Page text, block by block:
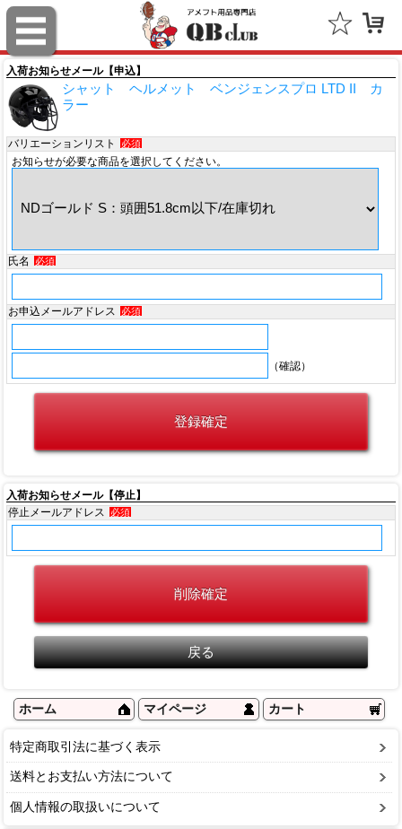
入荷お知らせメール【申込】
シャット ヘルメット ベンジェンスプロ LTD II カ
ラー
バリエーションリスト 必須
お知らせが必要な商品を選択してください。
氏名 必須
お申込メールアドレス 必須
（確認）
入荷お知らせメール【停止】
停止メールアドレス
必須
ホーム マイページ カート
特定商取引法に基づく表示
送料とお支払い方法について
個人情報の取扱いについて
スポルディング（SPALDING）
ミッチェル＆ネス（Mitchell & Ness）
ポータフォン（PORTAPHONE）
ギルマンギア（Gilman Gear）
すべて